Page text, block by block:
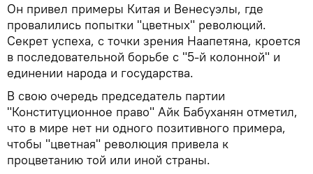
Он привел примеры Китая и Венесуэлы, где
провалились попытки "цветных" революций.
Секрет успеха, с точки зрения Наапетяна, кроется
в последовательной борьбе с "5-й колонной" и
единении народа и государства.
В свою очередь председатель партии
"Конституционное право" Айк Бабуханян отметил,
что в мире нет ни одного позитивного примера,
чтобы "цветная" революция привела к
процветанию той или иной страны.